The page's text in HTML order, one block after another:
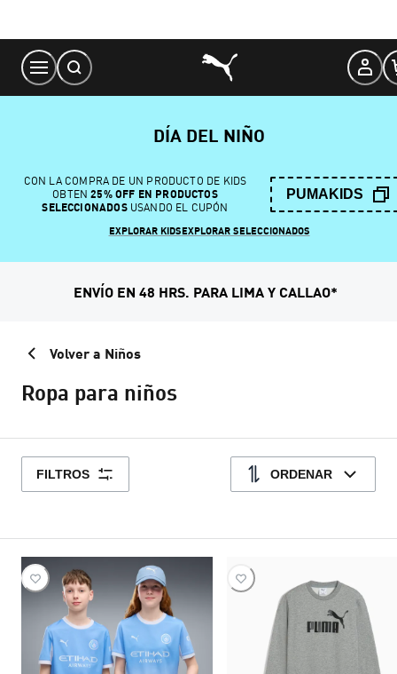
Content
DÍA DEL NIÑO
CON LA COMPRA DE UN PRODUCTO DE KIDS
OBTEN 25% OFF EN PRODUCTOS
SELECCIONADOSUSANDO EL CUPÓN
PUMAKIDS
EXPLORAR KIDSEXPLORAR SELECCIONADOS
ENVÍO EN 48 HRS. PARA LIMA Y CALLAO*
Volver a Niños
Ropa para niños
FILTROS ORDENAR